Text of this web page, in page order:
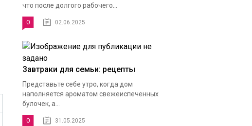
что после долгого рабочего...
0 02.06.2025
Завтраки для семьи: рецепты
Представьте себе утро, когда дом
наполняется ароматом свежеиспеченных
булочек, а...
0 31.05.2025